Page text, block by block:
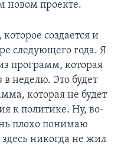
новом проекте.
создается и
следующего года. Я
программ, которая
в неделю. Это будет
которая не будет
к политике. Ну, во-
плохо понимаю
никогда не жил